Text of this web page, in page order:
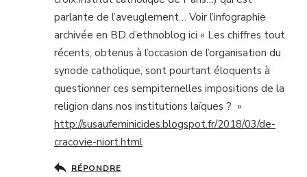
parlante de l’aveuglement… Voir l’infographie
archivée en BD d’ethnoblog ici « Les chiffres tout
récents, obtenus à l’occasion de l’organisation du
synode catholique, sont pourtant éloquents à
questionner ces sempiternelles impositions de la
religion dans nos institutions laïques ? »
http://susaufeminicides.blogspot.fr/2018/03/de-
cracovie-niort.html
RÉPONDRE